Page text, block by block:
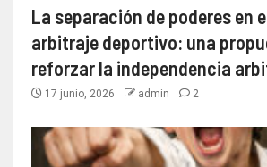
La separación de poderes en
arbitraje deportivo: una
reforzar la independencia
17 junio, 2026 admin 2